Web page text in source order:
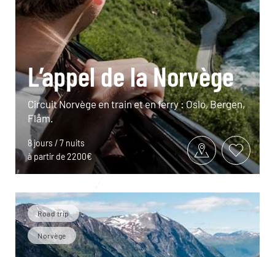
L’appel de la Norvège
Circuit Norvège en train et en ferry : Oslo, Bergen,
Flåm.
8 jours / 7 nuits
à partir de 2200€
Road trip
Norvège